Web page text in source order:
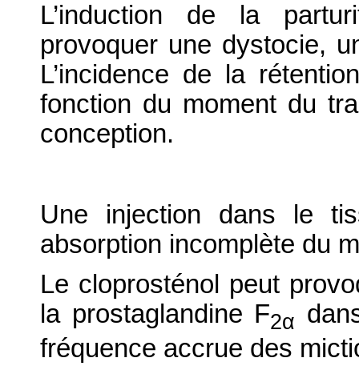
L’induction de la
provoquer une dystocie,
L’incidence de la
fonction du moment du
conception.
Une injection dans le
absorption incomplète du
Le cloprosténol peut
la prostaglandine F2α
fréquence accrue des